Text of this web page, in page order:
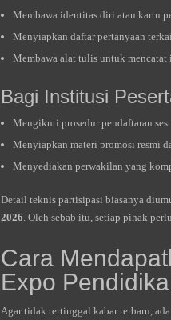
Membawa identitas diri atau kartu
Menyiapkan daftar pertanyaan
Membawa alat tulis untuk mencatat
Bagi Institusi
Mengikuti prosedur pendaftaran
Menyiapkan materi promosi resmi
Menyediakan perwakilan yang
Detail teknis partisipasi biasanya
2026. Oleh sebab itu, setiap pihak
Cara
Expo
Agar tidak tertinggal kabar terbaru,